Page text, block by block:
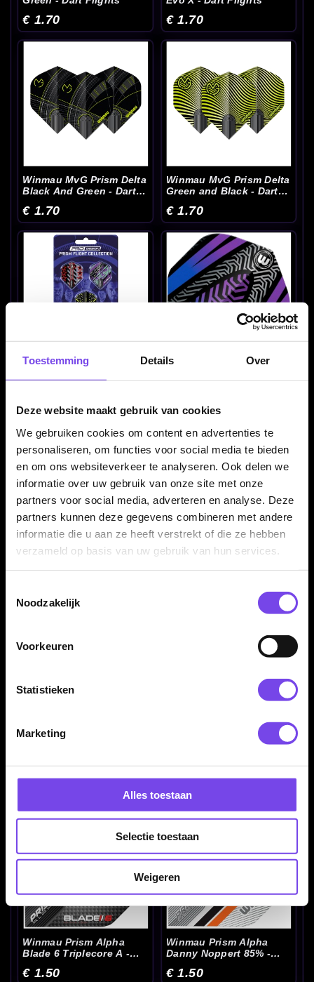
Toestemming Details Over
Deze website maakt gebruik van cookies
We gebruiken cookies om content en advertenties te
personaliseren, om functies voor social media te bieden
en om ons websiteverkeer te analyseren. Ook delen we
informatie over uw gebruik van onze site met onze
partners voor social media, adverteren en analyse. Deze
partners kunnen deze gegevens combineren met andere
informatie die u aan ze heeft verstrekt of die ze hebben
verzameld op basis van uw gebruik van hun services.
Noodzakelijk
Voorkeuren
Statistieken
Marketing
Alles toestaan
Selectie toestaan
Weigeren
€ 1.70 € 1.70
Winmau MvG Prism Delta
Black And Green - Dart
€ 1.70
Winmau MvG Prism Delta
Green and Black - Dart
€ 1.70
Winmau Players Kit -
Dart Flights
Black & Blue - Dart
Black & Green - Dart
Black & orange - Dart
€ 1.50 € 1.50
Winmau Prism Alpha
Blade 6 Triplecore A -
€ 1.50
Winmau Prism Alpha
Danny Noppert 85% -
€ 1.50